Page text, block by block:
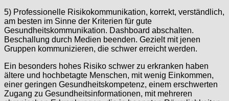
5) Professionelle Risikokommunikation, korrekt, verständlich,
am besten im Sinne der Kriterien für gute
Gesundheitskommunikation. Dashboard abschalten.
Beschallung durch Medien beenden. Gezielt mit jenen
Gruppen kommunizieren, die schwer erreicht werden.
Ein besonders hohes Risiko schwer zu erkranken haben
ältere und hochbetagte Menschen, mit wenig Einkommen,
einer geringen Gesundheitskompetenz, einem erschwerten
Zugang zu Gesundheitsinformationen, mit mehreren